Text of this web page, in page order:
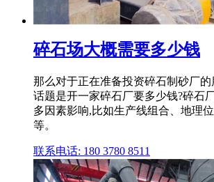
碎石场大概需要多少钱
那么对于正在准备投资碎石制砂厂
话题是开一家碎石厂要多少钱?碎石
多因素影响,比如生产线组合、地理
等。
联系电话: 180 3780 8511